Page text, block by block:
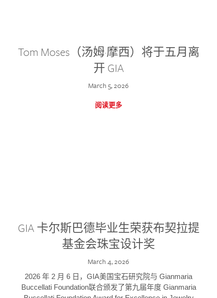
Tom Moses（汤姆·摩西）将于五月离
开 GIA
March 5, 2026
阅读更多
GIA 卡尔斯巴德毕业生荣获布契拉提
基金会珠宝设计奖
March 4, 2026
2026 年 2 月 6 日，GIA美国宝石研究院与 Gianmaria
Buccellati Foundation联合颁发了第九届年度 Gianmaria